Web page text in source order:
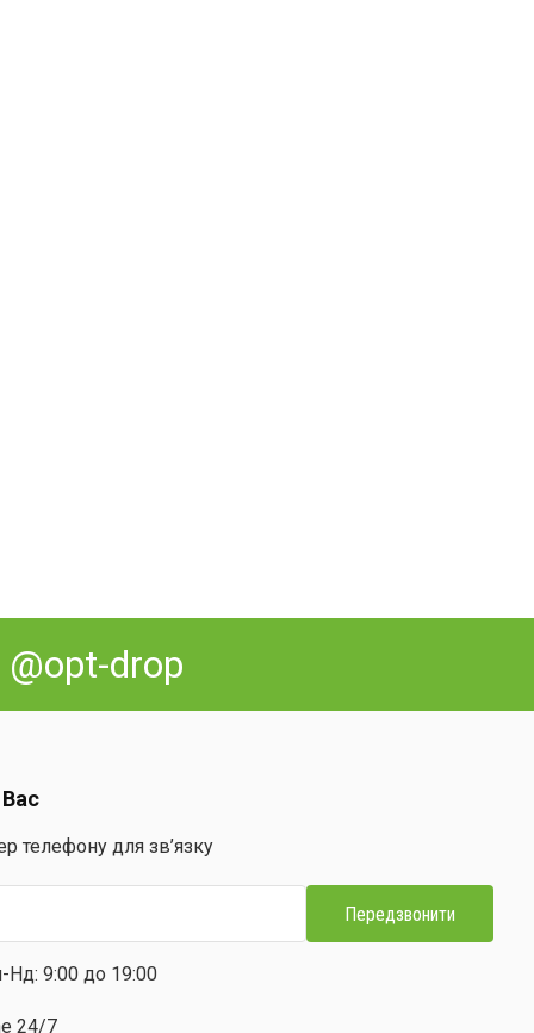
@opt-drop
телефону для зв’язку
Передзвонити
Нд: 9:00 до 19:00
24/7